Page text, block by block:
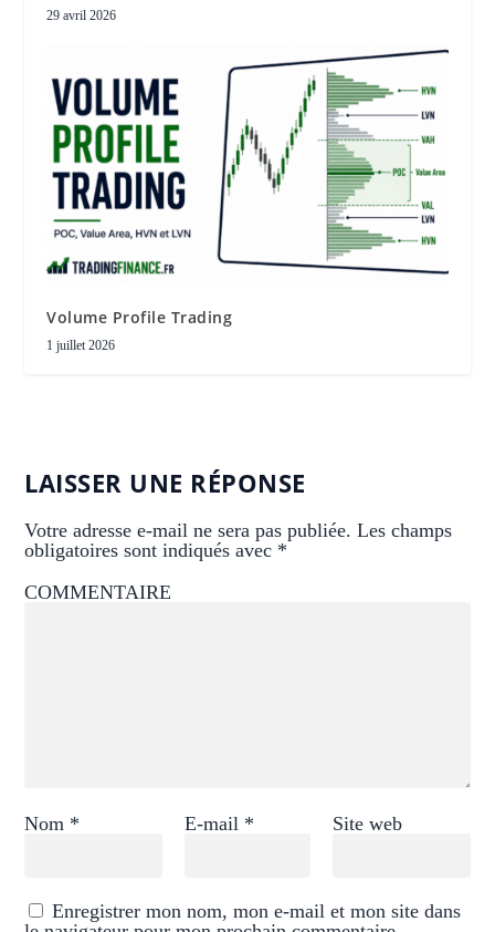
29 avril 2026
Volume Profile Trading
1 juillet 2026
LAISSER UNE RÉPONSE
Votre adresse e-mail ne sera pas publiée. Les champs
obligatoires sont indiqués avec *
COMMENTAIRE
Nom * E-mail * Site web
Enregistrer mon nom, mon e-mail et mon site dans